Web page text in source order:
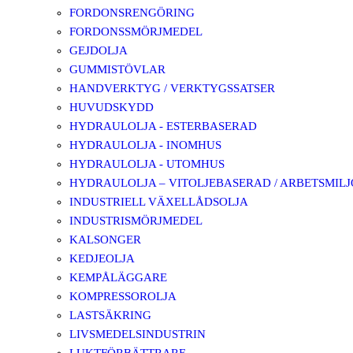
FORDONSRENGÖRING
FORDONSSMÖRJMEDEL
GEJDOLJA
GUMMISTÖVLAR
HANDVERKTYG / VERKTYGSSATSER
HUVUDSKYDD
HYDRAULOLJA - ESTERBASERAD
HYDRAULOLJA - INOMHUS
HYDRAULOLJA - UTOMHUS
HYDRAULOLJA – VITOLJEBASERAD /
INDUSTRIELL VÄXELLÅDSOLJA
INDUSTRISMÖRJMEDEL
KALSONGER
KEDJEOLJA
KEMPÅLÄGGARE
KOMPRESSOROLJA
LASTSÄKRING
LIVSMEDELSINDUSTRIN